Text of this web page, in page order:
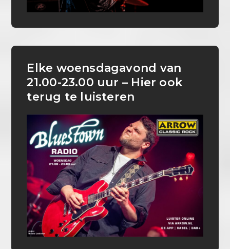
Elke woensdagavond van
21.00-23.00 uur – Hier ook
terug te luisteren